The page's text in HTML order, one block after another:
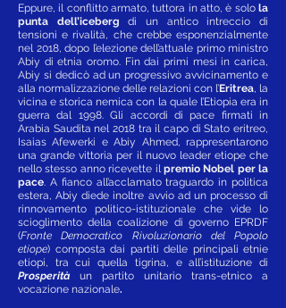
Eppure, il conflitto armato, tuttora in atto, è solo la
punta dell’iceberg di un antico intreccio di
tensioni e rivalità, che crebbe esponenzialmente
nel 2018, dopo l’elezione dell’attuale primo ministro
Abiy di etnia oromo. Fin dai primi mesi in carica,
Abiy si dedicò ad un progressivo avvicinamento e
alla normalizzazione delle relazioni con l’Eritrea, la
vicina e storica nemica con la quale l’Etiopia era in
guerra dal 1998. Gli accordi di pace firmati in
Arabia Saudita nel 2018 tra il capo di Stato eritreo,
Isaias Afewerki e Abiy Ahmed, rappresentarono
una grande vittoria per il nuovo leader etiope che
nello stesso anno ricevette ilpremio Nobel per la
pace. A fianco all’acclamato traguardo in politica
estera, Abiy diede inoltre avvio ad un processo di
rinnovamento politico-istituzionale che vide lo
scioglimento della coalizione di governo EPRDF
(Fronte Democratico Rivoluzionario del Popolo
etiope) composta dai partiti delle principali etnie
etiopi, tra cui quella tigrina, e all’istituzione di
Prosperità
un partito unitario trans-etnico a
vocazione nazionale.